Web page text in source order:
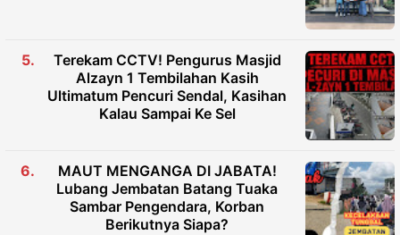
Terekam CCTV! Pengurus Masjid
Alzayn 1 Tembilahan Kasih
Ultimatum Pencuri Sendal, Kasihan
Kalau Sampai Ke Sel
MAUT MENGANGA DI JABATA!
Lubang Jembatan Batang Tuaka
Sambar Pengendara, Korban
Berikutnya Siapa?